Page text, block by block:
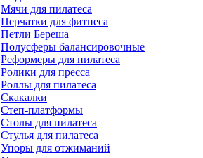
Мячи для пилатеса
Перчатки для фитнеса
Петли Береша
Полусферы балансировочные
Реформеры для пилатеса
Ролики для пресса
Роллы для пилатеса
Скакалки
Степ-платформы
Столы для пилатеса
Стулья для пилатеса
Упоры для отжиманий